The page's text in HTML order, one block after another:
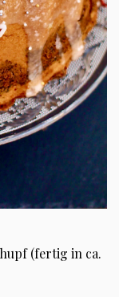
(fertig in ca.